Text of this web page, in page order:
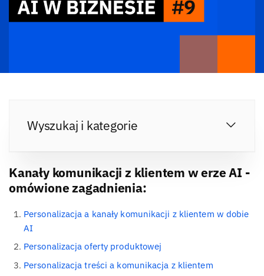
Wyszukaj i kategorie
Kanały komunikacji z klientem w erze AI -
omówione zagadnienia:
Personalizacja a kanały komunikacji z klientem w dobie
AI
Personalizacja oferty produktowej
Personalizacja treści a komunikacja z klientem